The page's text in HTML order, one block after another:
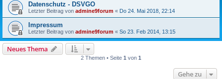
Datenschutz - DSVGO
Letzter Beitrag von admine9forum « Do 24. Mai 2018, 22:14
Impressum
Letzter Beitrag von admine9forum « So 23. Feb 2014, 13:15
Neues Thema
2 Themen • Seite 1 von 1
Gehe zu